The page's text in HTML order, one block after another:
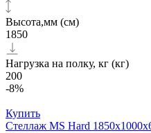
Высота,мм (см)
1850
Нагрузка на полку, кг (кг)
200
-8%
Купить
Стеллаж MS Hard